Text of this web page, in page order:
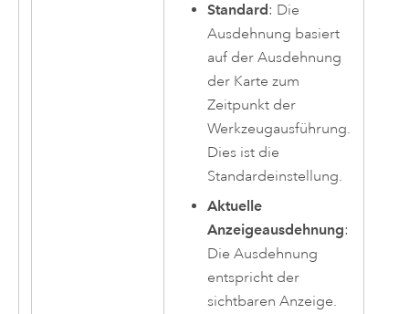
Standard: Die
Ausdehnung basiert
auf der Ausdehnung
der Karte zum
Zeitpunkt der
Werkzeugausführung.
Dies ist die
Standardeinstellung.
Aktuelle
Anzeigeausdehnung:
Die Ausdehnung
entspricht der
sichtbaren Anzeige.